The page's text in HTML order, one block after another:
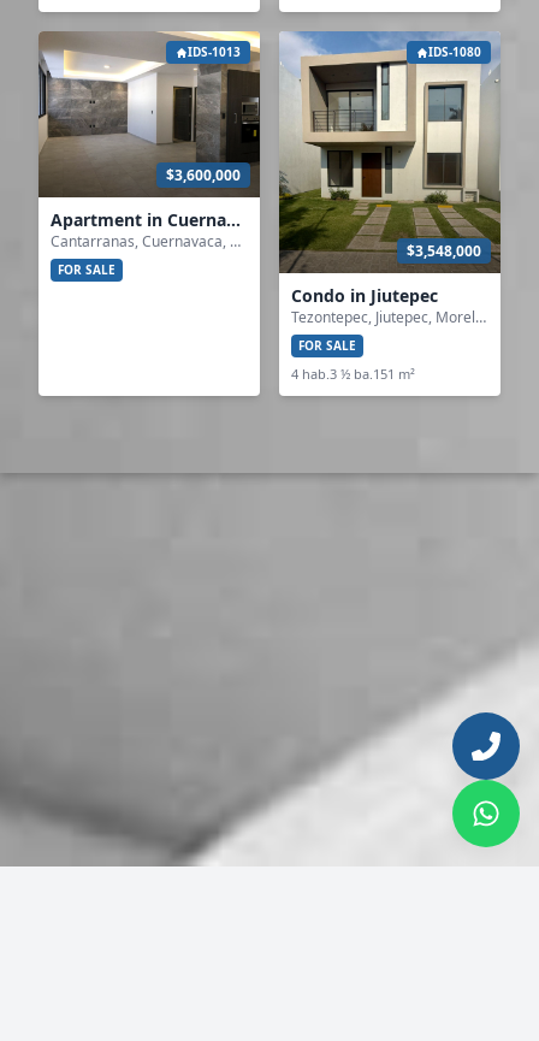
IDS-1013
$3,600,000
Apartment in Cuernavaca
Cantarranas, Cuernavaca, Morelos
FOR SALE
IDS-1080
$3,548,000
Condo in Jiutepec
Tezontepec, Jiutepec, Morelos
FOR SALE
4 hab.3 ½ ba.151 m²